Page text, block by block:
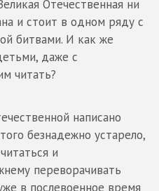
Отечественная ни
и стоит в одном ряду с
битвами. И как же
даже с
читать?
написано
безнадежно устарело,
и
переворачивать
в послевоенное время